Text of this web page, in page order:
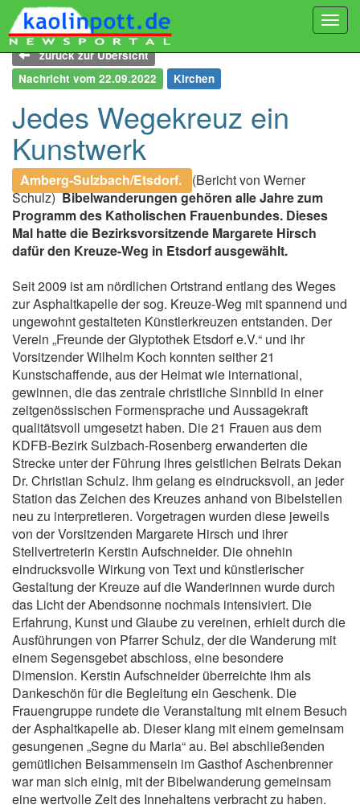
zurück zur Übersicht
Nachricht vom 22.09.2022
Kirchen
Jedes Wegekreuz ein
Kunstwerk
Amberg-Sulzbach/Etsdorf.
(Bericht von Werner
Schulz)Bibelwanderungen gehören alle Jahre zum
Programm des Katholischen Frauenbundes. Dieses
Mal hatte die Bezirksvorsitzende Margarete Hirsch
dafür den Kreuze-Weg in Etsdorf ausgewählt.
Seit 2009 ist am nördlichen Ortstrand entlang des Weges
zur Asphaltkapelle der sog. Kreuze-Weg mit spannend und
ungewohnt gestalteten Künstlerkreuzen entstanden. Der
Verein „Freunde der Glyptothek Etsdorf e.V.“ und ihr
Vorsitzender Wilhelm Koch konnten seither 21
Kunstschaffende, aus der Heimat wie international,
gewinnen, die das zentrale christliche Sinnbild in einer
zeitgenössischen Formensprache und Aussagekraft
qualitätsvoll umgesetzt haben. Die 21 Frauen aus dem
KDFB-Bezirk Sulzbach-Rosenberg erwanderten die
Strecke unter der Führung ihres geistlichen Beirats Dekan
Dr. Christian Schulz. Ihm gelang es eindrucksvoll, an jeder
Station das Zeichen des Kreuzes anhand von Bibelstellen
neu zu interpretieren. Vorgetragen wurden diese jeweils
von der Vorsitzenden Margarete Hirsch und ihrer
Stellvertreterin Kerstin Aufschneider. Die ohnehin
eindrucksvolle Wirkung von Text und künstlerischer
Gestaltung der Kreuze auf die Wanderinnen wurde durch
das Licht der Abendsonne nochmals intensiviert. Die
Erfahrung, Kunst und Glaube zu vereinen, erhielt durch die
Ausführungen von Pfarrer Schulz, der die Wanderung mit
einem Segensgebet abschloss, eine besondere
Dimension. Kerstin Aufschneider überreichte ihm als
Dankeschön für die Begleitung ein Geschenk. Die
Frauengruppe rundete die Veranstaltung mit einem Besuch
der Asphaltkapelle ab. Dieser klang mit einem gemeinsam
gesungenen „Segne du Maria“ au. Bei abschließenden
gemütlichen Beisammensein im Gasthof Aschenbrenner
war man sich einig, mit der Bibelwanderung gemeinsam
eine wertvolle Zeit des Innehaltens verbracht zu haben.